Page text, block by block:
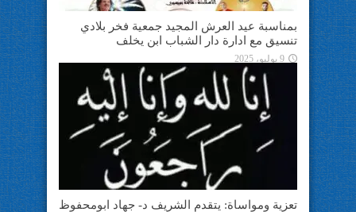
بمناسبة عيد العرش المجيد جمعية فخر بلادي
تنسيق مع ادارة دار الشباب ابن يخلف
9 يوليو، 2025
تعزية ومواساة: يتقدم الشريف د- جهاد ابومحفوظ